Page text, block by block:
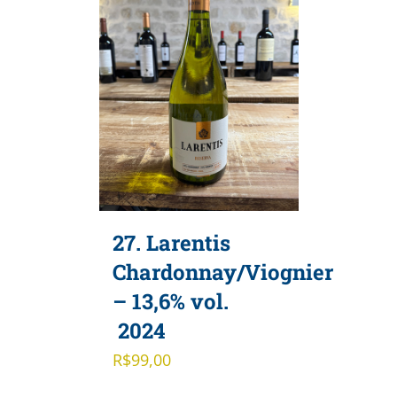
27. Larentis
Chardonnay/Viognier
– 13,6% vol.
2024
R$99,00